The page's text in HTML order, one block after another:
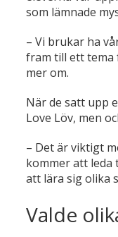
som lämnade
– Vi brukar ha
fram till ett tema
mer om.
När de satt upp
Love Löv, men
– Det är viktigt
kommer att leda
att lära sig olika
Valde